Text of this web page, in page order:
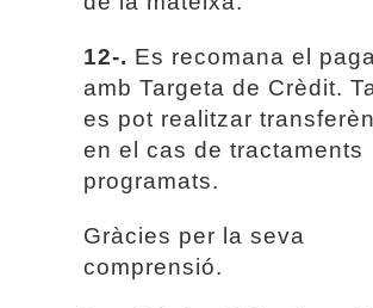
12-. Es recomana el
amb Targeta de Crèdit.
es pot realitzar
en el cas de tractaments
programats.
Gràcies per la seva
comprensió.